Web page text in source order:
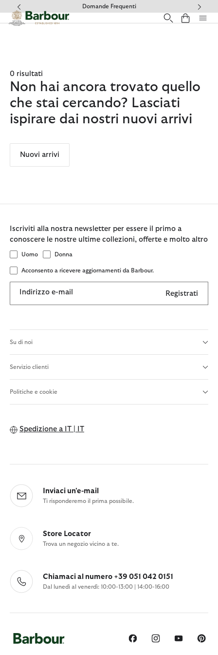
Clicca per visualizzare la nostra Dichiarazione di Accessibilità
Domande Frequenti
0 risultati
Non hai ancora trovato quello
che stai cercando? Lasciati
ispirare dai nostri nuovi arrivi
Nuovi arrivi
Iscriviti alla nostra newsletter per essere il primo a
conoscere le nostre ultime collezioni, offerte e molto altro
Uomo Donna
Acconsento a ricevere aggiornamenti da Barbour.
Indirizzo e-mail Registrati
Su di noi
Servizio clienti
Politiche e cookie
Spedizione a IT | IT
Inviaci un'e-mail
Ti risponderemo il prima possibile.
Store Locator
Trova un negozio vicino a te.
Chiamaci al numero +39 051 042 0151
Dal lunedì al venerdì: 10:00-13:00 | 14:00-16:00